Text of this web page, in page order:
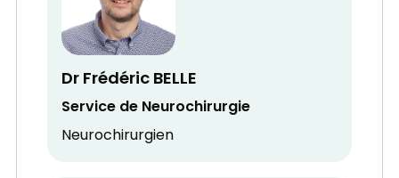
Dr Frédéric BELLE
Service de Neurochirurgie
Neurochirurgien